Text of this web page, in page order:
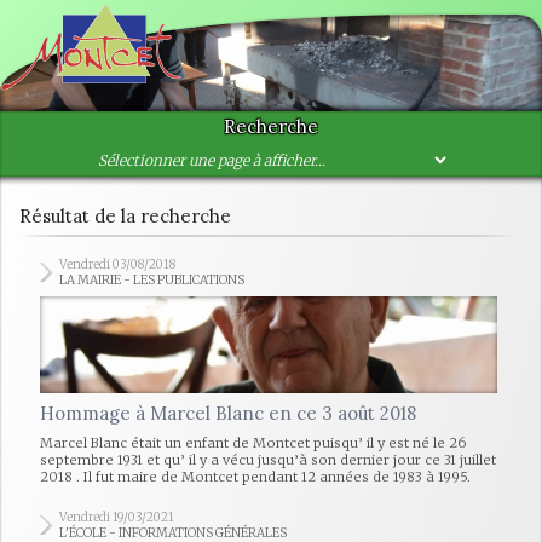
Recherche
Résultat de la recherche
Vendredi 03/08/2018
LA MAIRIE - LES PUBLICATIONS
Hommage à Marcel Blanc en ce 3 août 2018
Marcel Blanc était un enfant de Montcet puisqu’ il y est né le 26
septembre 1931 et qu’ il y a vécu jusqu’à son dernier jour ce 31 juillet
2018 . Il fut maire de Montcet pendant 12 années de 1983 à 1995.
Vendredi 19/03/2021
L'ÉCOLE - INFORMATIONS GÉNÉRALES